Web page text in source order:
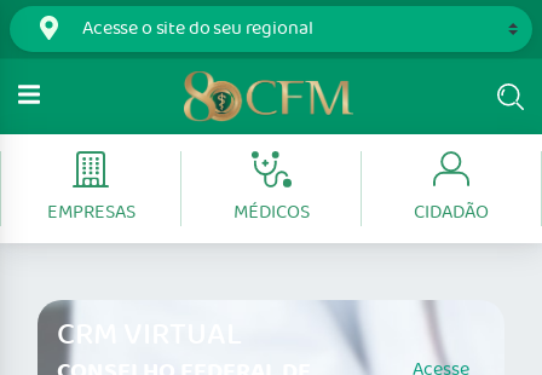
EMPRESAS MÉDICOS CIDADÃO
CRM VIRTUAL